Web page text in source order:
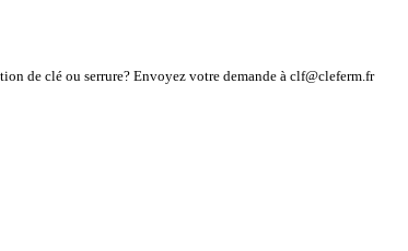
de clé ou serrure? Envoyez votre demande à clf@cleferm.fr